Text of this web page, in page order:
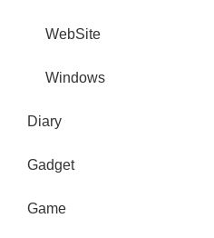
WebSite
Windows
Diary
Gadget
Game